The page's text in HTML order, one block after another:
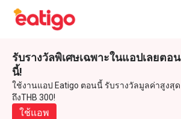
รับรางวัลพิเศษเฉพาะในแอปเลยตอน
นี้!
ใช้งานแอป Eatigo ตอนนี้ รับรางวัลมูลค่าสูงสุด
ถึงTHB 300!
ใช้แอพ